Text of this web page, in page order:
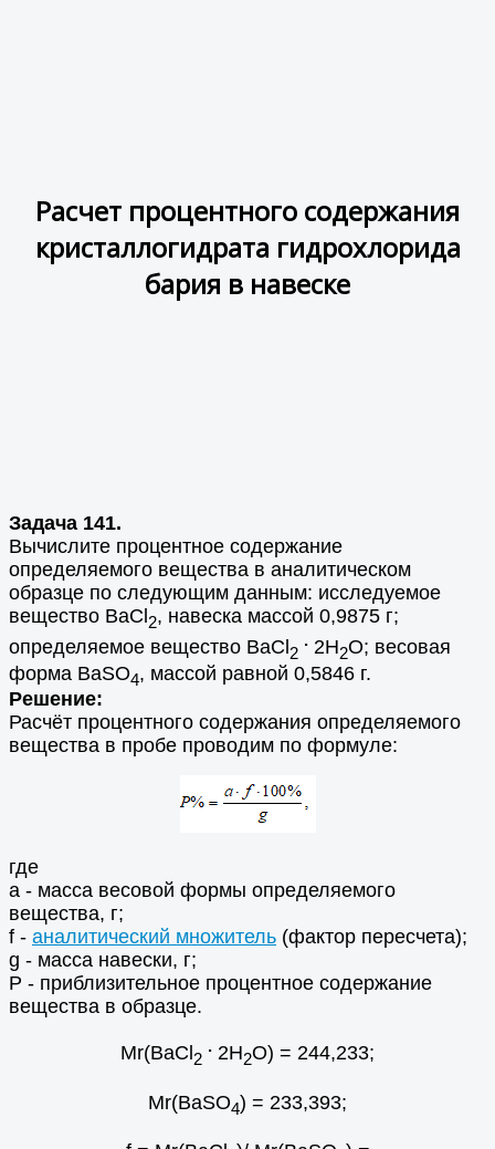
Расчет процентного содержания
кристаллогидрата гидрохлорида
бария в навеске
Задача 141.
Вычислите процентное содержание
определяемого вещества в аналитическом
образце по следующим данным: исследуемое
вещество BaCl2, навеска массой 0,9875 г;
определяемое вещество BaCl 2
. 2Н2О; весовая
форма BaSO4, массой равной 0,5846 г.
Решение:
Расчёт процентного содержания определяемого
вещества в пробе проводим по формуле:
где
а - масса весовой формы определяемого
вещества, г;
f - аналитический множитель (фактор пересчета);
g - масса навески, г;
Р - приблизительное процентное содержание
вещества в образце.
Мr(BaCl 2
. 2Н2О) = 244,233;
Mr(BaSO4) = 233,393;